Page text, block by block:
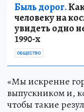
Быль дорог.
человеку на
увидеть одно
1990-х
ОБЩЕСТВО
«Мы искренне
выпускником и,
чтобы такие